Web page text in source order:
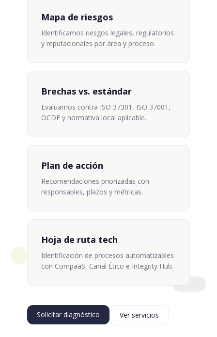
Mapa de riesgos
Identificamos riesgos legales, regulatorios
y reputacionales por área y proceso.
Brechas vs. estándar
Evaluamos contra ISO 37301, ISO 37001,
OCDE y normativa local aplicable.
Plan de acción
Recomendaciones priorizadas con
responsables, plazos y métricas.
Hoja de ruta tech
Identificación de procesos automatizables
con CompaaS, Canal Ético e Integrity Hub.
Solicitar diagnóstico Ver servicios